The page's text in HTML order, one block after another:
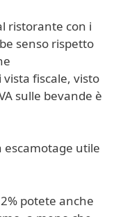
ristorante con i
senso rispetto
fiscale, visto
sulle bevande è
escamotage utile
potete anche